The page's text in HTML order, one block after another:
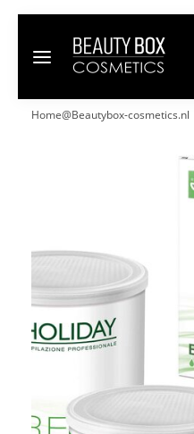
Home@Beautybox-cosmetics.nl